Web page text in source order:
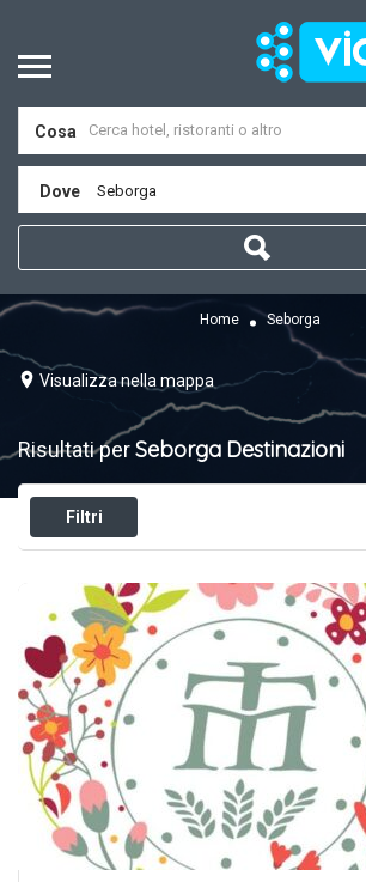
Cosa
Dove Seborga
Home Seborga
Visualizza nella mappa
Risultati perSeborga Destinazioni
Filtri